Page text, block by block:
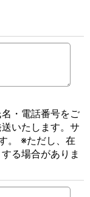
・電話番号をご
いたします。サ
。 ※ただし、在
る場合がありま